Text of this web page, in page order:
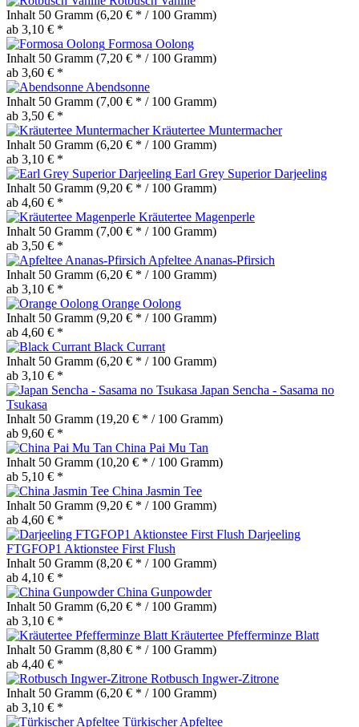
Inhalt 50 Gramm (6,20 € * / 100 Gramm)
ab 3,10 € *
Formosa Oolong
Inhalt 50 Gramm (7,20 € * / 100 Gramm)
ab 3,60 € *
Abendsonne
Inhalt 50 Gramm (7,00 € * / 100 Gramm)
ab 3,50 € *
Kräutertee Muntermacher
Inhalt 50 Gramm (6,20 € * / 100 Gramm)
ab 3,10 € *
Earl Grey Superior Darjeeling
Inhalt 50 Gramm (9,20 € * / 100 Gramm)
ab 4,60 € *
Kräutertee Magenperle
Inhalt 50 Gramm (7,00 € * / 100 Gramm)
ab 3,50 € *
Apfeltee Ananas-Pfirsich
Inhalt 50 Gramm (6,20 € * / 100 Gramm)
ab 3,10 € *
Orange Oolong
Inhalt 50 Gramm (9,20 € * / 100 Gramm)
ab 4,60 € *
Black Currant
Inhalt 50 Gramm (6,20 € * / 100 Gramm)
ab 3,10 € *
Japan Sencha - Sasama no
Tsukasa
Inhalt 50 Gramm (19,20 € * / 100 Gramm)
ab 9,60 € *
China Pai Mu Tan
Inhalt 50 Gramm (10,20 € * / 100 Gramm)
ab 5,10 € *
China Jasmin Tee
Inhalt 50 Gramm (9,20 € * / 100 Gramm)
ab 4,60 € *
Darjeeling
FTGFOP1 Aktionstee First Flush
Inhalt 50 Gramm (8,20 € * / 100 Gramm)
ab 4,10 € *
China Gunpowder
Inhalt 50 Gramm (6,20 € * / 100 Gramm)
ab 3,10 € *
Kräutertee Pfefferminze Blatt
Inhalt 50 Gramm (8,80 € * / 100 Gramm)
ab 4,40 € *
Rotbusch Ingwer-Zitrone
Inhalt 50 Gramm (6,20 € * / 100 Gramm)
ab 3,10 € *
Türkischer Apfeltee